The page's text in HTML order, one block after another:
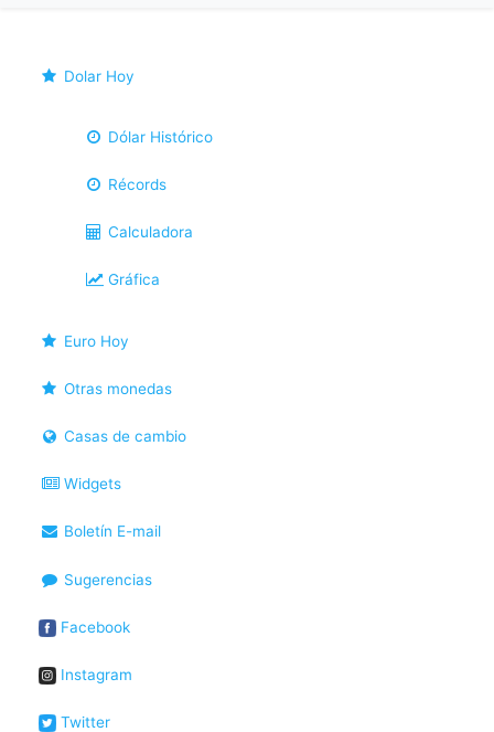
Dolar Hoy
Dólar Histórico
Récords
Calculadora
Gráfica
Euro Hoy
Otras monedas
Casas de cambio
Widgets
Boletín E-mail
Sugerencias
Facebook
Instagram
Twitter